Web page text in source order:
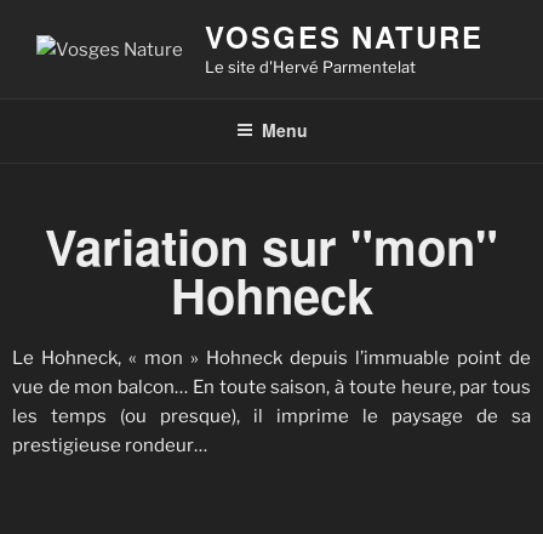
VOSGES NATURE
Le site d'Hervé Parmentelat
Menu
Variation sur "mon"
Hohneck
Le Hohneck, « mon » Hohneck depuis l’immuable point de
vue de mon balcon… En toute saison, à toute heure, par tous
les temps (ou presque), il imprime le paysage de sa
prestigieuse rondeur…